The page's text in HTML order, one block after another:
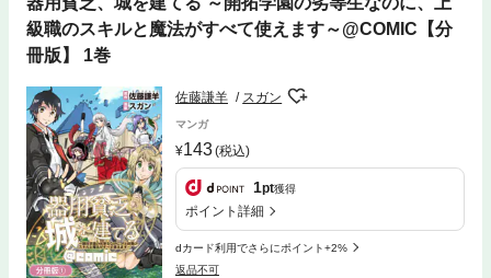
級職のスキルと魔法がすべて使えます～@COMIC【分
冊版】 1巻
佐藤謙羊 スガン
マンガ
143(税込)
1pt獲得
ポイント詳細
dカード利用でさらにポイント+2%
返品不可